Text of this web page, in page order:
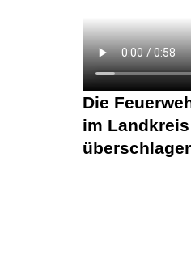
Die
im